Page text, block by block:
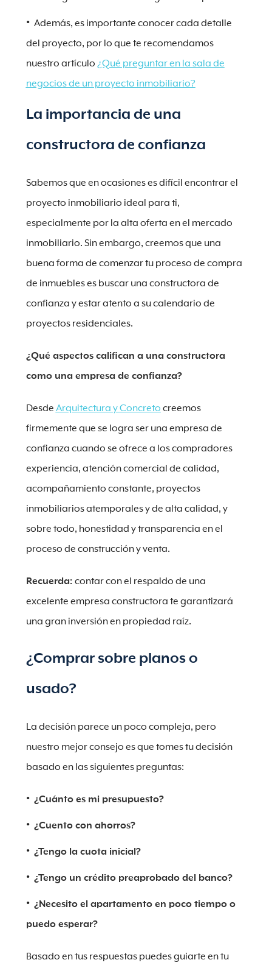
Además, es importante conocer cada detalle
del proyecto, por lo que te recomendamos
nuestro artículo ¿Qué preguntar en la sala de
negocios de un proyecto inmobiliario?
La importancia de una
constructora de confianza
Sabemos que en ocasiones es difícil encontrar el
proyecto inmobiliario ideal para ti,
especialmente por la alta oferta en el mercado
inmobiliario. Sin embargo, creemos que una
buena forma de comenzar tu proceso de compra
de inmuebles es buscar una constructora de
confianza y estar atento a su calendario de
proyectos residenciales.
¿Qué aspectos califican a una constructora
como una empresa de confianza?
Desde Arquitectura y Concreto creemos
firmemente que se logra ser una empresa de
confianza cuando se ofrece a los compradores
experiencia, atención comercial de calidad,
acompañamiento constante, proyectos
inmobiliarios atemporales y de alta calidad, y
sobre todo, honestidad y transparencia en el
proceso de construcción y venta.
Recuerda: contar con el respaldo de una
excelente empresa constructora te garantizará
una gran inversión en propiedad raíz.
¿Comprar sobre planos o
usado?
La decisión parece un poco compleja, pero
nuestro mejor consejo es que tomes tu decisión
basado en las siguientes preguntas:
¿Cuánto es mi presupuesto?
¿Cuento con ahorros?
¿Tengo la cuota inicial?
¿Tengo un crédito preaprobado del banco?
¿Necesito el apartamento en poco tiempo o
puedo esperar?
Basado en tus respuestas puedes guiarte en tu